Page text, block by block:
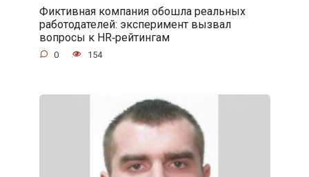
Фиктивная компания обошла реальных
работодателей: эксперимент вызвал
вопросы к HR‑рейтингам
0 154